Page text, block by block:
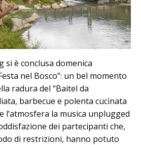
è conclusa domenica
nel Bosco”: un bel momento
radura del “Baitel da
barbecue e polenta cucinata
l’atmosfera la musica unplugged
dei partecipanti che,
di restrizioni, hanno potuto